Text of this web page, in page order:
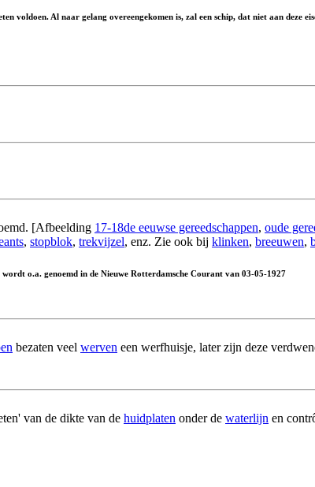
voldoen. Al naar gelang overeengekomen is, zal een schip, dat niet aan deze
[Afbeelding 17-18de eeuwse gereedschappen, oude
, stopblok, trekvijzel, enz. Zie ook bij klinken, breeuwen,
o.a. genoemd in de Nieuwe Rotterdamsche Courant van 03-05-1927
bezaten veel werven een werfhuisje, later zijn deze
van de dikte van de huidplaten onder de waterlijn en